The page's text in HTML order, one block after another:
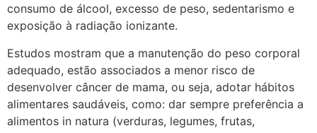
consumo de álcool, excesso de peso, sedentarismo e
exposição à radiação ionizante.
Estudos mostram que a manutenção do peso corporal
adequado, estão associados a menor risco de
desenvolver câncer de mama, ou seja, adotar hábitos
alimentares saudáveis, como: dar sempre preferência a
alimentos in natura (verduras, legumes, frutas,